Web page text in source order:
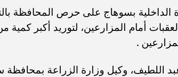
الداخلية بسوهاج على حرص المحافظة
أمام المزارعين، لتوريد أكبر كمية
.
اللطيف، وكيل وزارة الزراعة بمحافظة